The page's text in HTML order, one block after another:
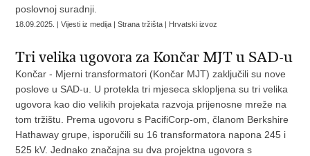
poslovnoj suradnji.
18.09.2025. | Vijesti iz medija | Strana tržišta | Hrvatski izvoz
Tri velika ugovora za Končar MJT u SAD-u
Končar - Mjerni transformatori (Končar MJT) zaključili su nove
poslove u SAD-u. U protekla tri mjeseca sklopljena su tri velika
ugovora kao dio velikih projekata razvoja prijenosne mreže na
tom tržištu. Prema ugovoru s PacifiCorp-om, članom Berkshire
Hathaway grupe, isporučili su 16 transformatora napona 245 i
525 kV. Jednako značajna su dva projektna ugovora s